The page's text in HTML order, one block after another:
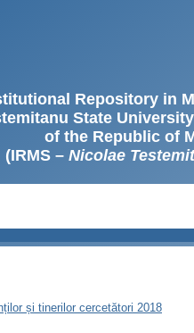
Repository in
State
of the Republic of
(IRMS – Nicolae
și tinerilor cercetători 2018